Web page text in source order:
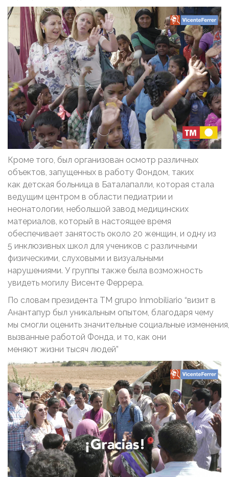
Кроме того, был организован осмотр различных
объектов, запущенных в работу Фондом, таких
как детская больница в Баталапалли, которая стала
ведущим центром в области педиатрии и
неонатологии, небольшой завод медицинских
материалов, который в настоящее время
обеспечивает занятость около 20 женщин, и одну из
5 инклюзивных школ для учеников с различными
физическими, слуховыми и визуальными
нарушениями. У группы также была возможность
увидеть могилу Висенте Феррера.
По словам президента TM grupo Inmobiliario “визит в
Анантапур был уникальным опытом, благодаря чему
мы смогли оценить значительные социальные изменения,
вызванные работой Фонда, и то, как они
меняют жизни тысяч людей”